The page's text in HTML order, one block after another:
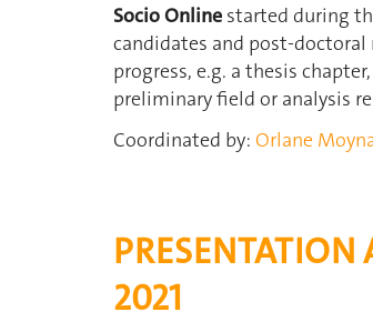
Socio Online started during
candidates and post-doctoral
progress, e.g. a thesis
preliminary field or analysis
Coordinated by: Orlane
PRESENTATION
2021